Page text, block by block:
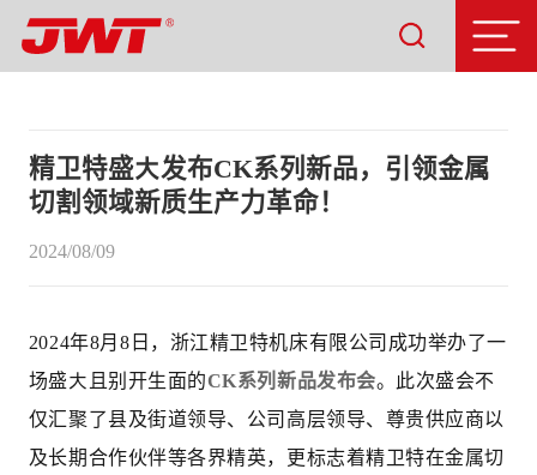
精卫特盛大发布CK系列新品，引领金属
切割领域新质生产力革命！
2024/08/09
2024年8月8日，浙江精卫特机床有限公司成功举办了一
场盛大且别开生面的CK系列新品发布会。此次盛会不
仅汇聚了县及街道领导、公司高层领导、尊贵供应商以
及长期合作伙伴等各界精英，更标志着精卫特在金属切